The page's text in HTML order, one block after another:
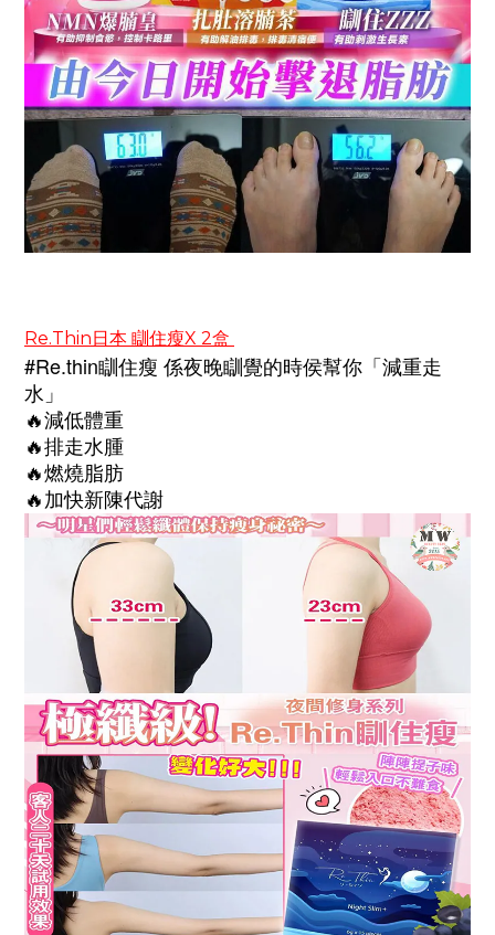
Re.Thin 日本 瞓住瘦X 2盒
#Re.thin瞓住瘦 係夜晚瞓覺的時侯幫你「減重走
水」
🔥減低體重
🔥排走水腫
🔥燃燒脂肪
🔥加快新陳代謝